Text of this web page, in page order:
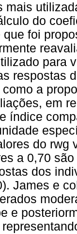
mais
do
foi
para
respostas
a
em
índice
do rwg
a 0,70
dos
James e
e